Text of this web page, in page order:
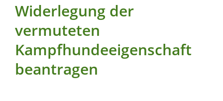
Widerlegung der
vermuteten
Kampfhundeeigenschaft
beantragen